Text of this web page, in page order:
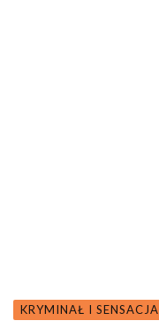
KRYMINAŁ I SENSACJA